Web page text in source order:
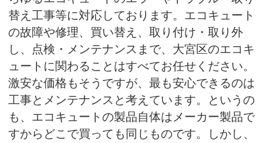
替え工事等に対応しております。エコキュート
の故障や修理、買い替え、取り付け・取り外
し、点検・メンテナンスまで、大宮区のエコキ
ュートに関わることはすべてお任せください。
激安な価格もそうですが、最も安心できるのは
工事とメンテナンスと考えています。というの
も、エコキュートの製品自体はメーカー製品で
すからどこで買っても同じものです。しかし、